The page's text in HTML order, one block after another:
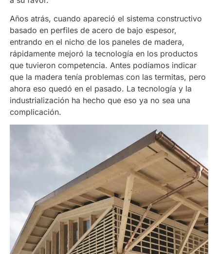
Años atrás, cuando apareció el sistema constructivo
basado en perfiles de acero de bajo espesor,
entrando en el nicho de los paneles de madera,
rápidamente mejoró la tecnología en los productos
que tuvieron competencia. Antes podíamos indicar
que la madera tenía problemas con las termitas, pero
ahora eso quedó en el pasado. La tecnología y la
industrialización ha hecho que eso ya no sea una
complicación.